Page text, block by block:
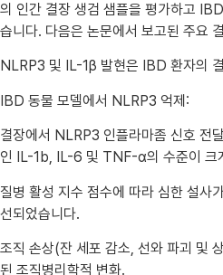
의 인간 결장 생검 샘플을 평가하고
습니다. 다음은 논문에서 보고된 주요
NLRP3 및 IL-1β 발현은 IBD 환자의
IBD 동물 모델에서 NLRP3 억제:
결장에서 NLRP3 인플라마좀 신호 전
인 IL-1b, IL-6 및 TNF-α의 수준이 크
질병 활성 지수 점수에 따라 심한 설사
선되었습니다.
조직 손상(잔 세포 감소, 선와 파괴 및
된 조직병리학적 변화.